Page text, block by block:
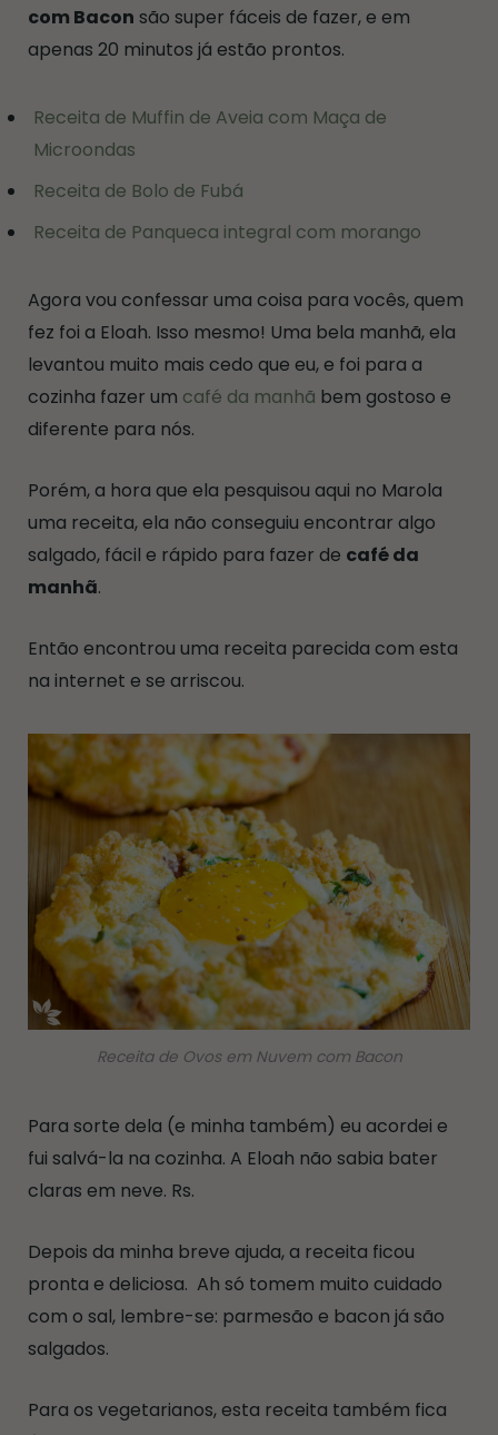
com Bacon são super fáceis de fazer, e em
apenas 20 minutos já estão prontos.
Receita de Muffin de Aveia com Maça de
Microondas
Receita de Bolo de Fubá
Receita de Panqueca integral com morango
Agora vou confessar uma coisa para vocês, quem
fez foi a Eloah. Isso mesmo! Uma bela manhã, ela
levantou muito mais cedo que eu, e foi para a
cozinha fazer um café da manhã bem gostoso e
diferente para nós.
Porém, a hora que ela pesquisou aqui no Marola
uma receita, ela não conseguiu encontrar algo
salgado, fácil e rápido para fazer de café da
manhã.
Então encontrou uma receita parecida com esta
na internet e se arriscou.
Receita de Ovos em Nuvem com Bacon
Para sorte dela (e minha também) eu acordei e
fui salvá-la na cozinha. A Eloah não sabia bater
claras em neve. Rs.
Depois da minha breve ajuda, a receita ficou
pronta e deliciosa. Ah só tomem muito cuidado
com o sal, lembre-se: parmesão e bacon já são
salgados.
Para os vegetarianos, esta receita também fica